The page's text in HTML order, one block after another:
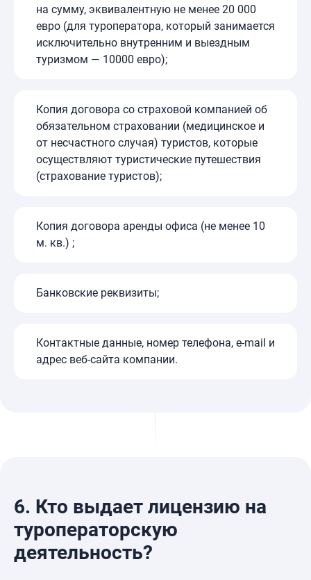
на сумму, эквивалентную не менее 20 000
евро (для туроператора, который занимается
исключительно внутренним и выездным
туризмом — 10000 евро);
Копия договора со страховой компанией об
обязательном страховании (медицинское и
от несчастного случая) туристов, которые
осуществляют туристические путешествия
(страхование туристов);
Копия договора аренды офиса (не менее 10
м. кв.) ;
Банковские реквизиты;
Контактные данные, номер телефона, e-mail и
адрес веб-сайта компании.
6. Кто выдает лицензию на
туроператорскую
деятельность?